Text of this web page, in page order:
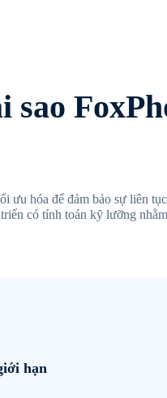
sao
ưu hóa để đảm bảo sự liên
có tính toán kỹ lưỡng
hạn